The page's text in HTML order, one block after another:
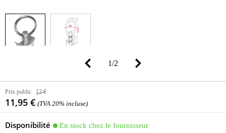
1/2
Prix public 12 €
11,95 € (TVA 20% incluse)
Disponibilité
En stock chez le fournisseur